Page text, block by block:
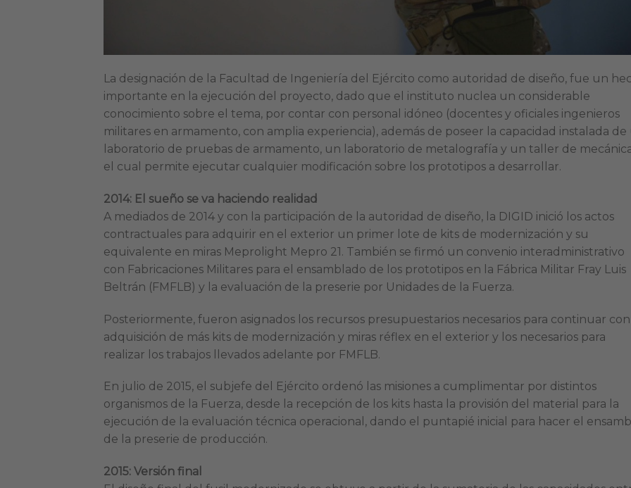
La designación de la Facultad de Ingeniería del Ejército como autoridad de diseño, fue un
importante en la ejecución del proyecto, dado que el instituto nuclea un considerable
conocimiento sobre el tema, por contar con personal idóneo (docentes y oficiales ingenieros
militares en armamento, con amplia experiencia), además de poseer la capacidad instalada de
laboratorio de pruebas de armamento, un laboratorio de metalografía y un taller de
el cual permite ejecutar cualquier modificación sobre los prototipos a desarrollar.
2014: El sueño se va haciendo realidad
A mediados de 2014 y con la participación de la autoridad de diseño, la DIGID inició los actos
contractuales para adquirir en el exterior un primer lote de kits de modernización y su
equivalente en miras Meprolight Mepro 21. También se firmó un convenio interadministrativo
con Fabricaciones Militares para el ensamblado de los prototipos en la Fábrica Militar Fray Luis
Beltrán (FMFLB) y la evaluación de la preserie por Unidades de la Fuerza.
Posteriormente, fueron asignados los recursos presupuestarios necesarios para continuar
adquisición de más kits de modernización y miras réflex en el exterior y los necesarios para
realizar los trabajos llevados adelante por FMFLB.
En julio de 2015, el subjefe del Ejército ordenó las misiones a cumplimentar por distintos
organismos de la Fuerza, desde la recepción de los kits hasta la provisión del material para la
ejecución de la evaluación técnica operacional, dando el puntapié inicial para hacer el
de la preserie de producción.
2015: Versión final